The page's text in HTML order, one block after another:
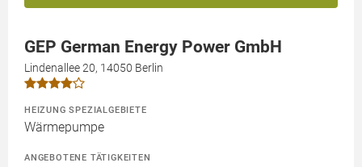
GEP German Energy Power GmbH
Lindenallee 20, 14050 Berlin
HEIZUNG SPEZIALGEBIETE
Wärmepumpe
ANGEBOTENE TÄTIGKEITEN